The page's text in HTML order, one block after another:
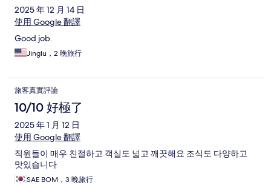
2025 年 12 月 14 日
使用 Google 翻譯
Good job.
Jinglu，2 晚旅行
旅客真實評論
10/10 好極了
2025 年 1 月 12 日
使用 Google 翻譯
직원들이 매우 친절하고 객실도 넓고 깨끗해요 조식도 다양하고
맛있습니다
SAE BOM，3 晚旅行